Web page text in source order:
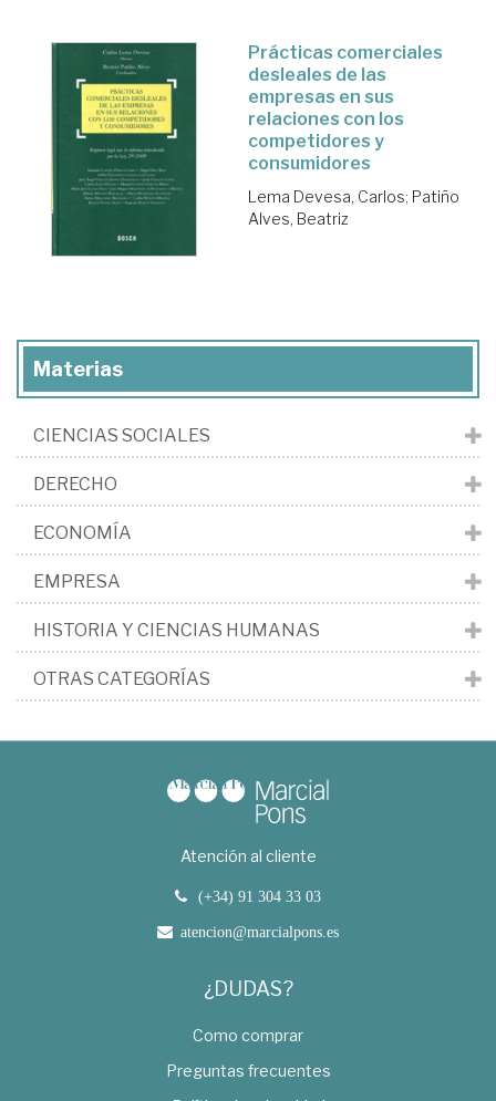
Prácticas comerciales
desleales de las
empresas en sus
relaciones con los
competidores y
consumidores
Lema Devesa, Carlos; Patiño
Alves, Beatriz
Materias
CIENCIAS SOCIALES
DERECHO
ECONOMÍA
EMPRESA
HISTORIA Y CIENCIAS HUMANAS
OTRAS CATEGORÍAS
Atención al cliente
(+34) 91 304 33 03
atencion@marcialpons.es
¿DUDAS?
Como comprar
Preguntas frecuentes